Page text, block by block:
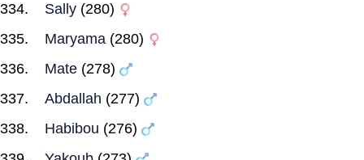
Sally (280)
Maryama (280)
Mate (278)
Abdallah (277)
Habibou (276)